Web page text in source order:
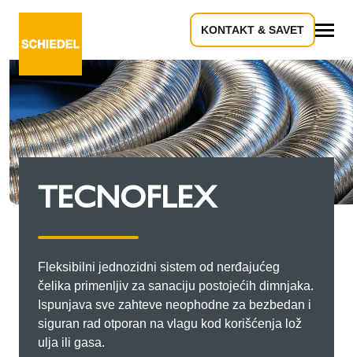
KONTAKT & SAVET
TECNOFLEX
Fleksibilni jednozidni sistem od nerđajućeg
čelika primenljiv za sanaciju postojećih dimnjaka.
Ispunjava sve zahteve neophodne za bezbedan i
siguran rad otporan na vlagu kod korišćenja lož
ulja ili gasa.